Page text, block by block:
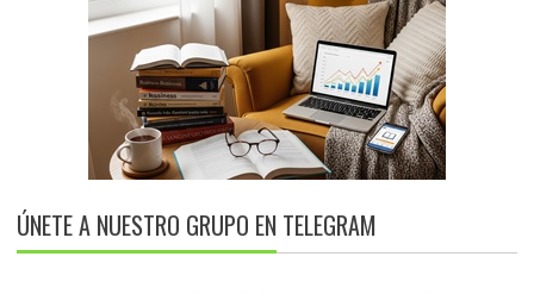
ÚNETE A NUESTRO GRUPO EN TELEGRAM